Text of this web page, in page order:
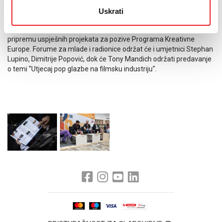
Uskrati
dodatni program nastao u suradnji s Uredom Vlade Županije
pripremu uspješnih projekata za pozive Programa Kreativne
Europe. Forume za mlade i radionice održat će i umjetnici Stephan
Lupino, Dimitrije Popović, dok će Tony Mandich održati predavanje
o temi ''Utjecaj pop glazbe na filmsku industriju''.